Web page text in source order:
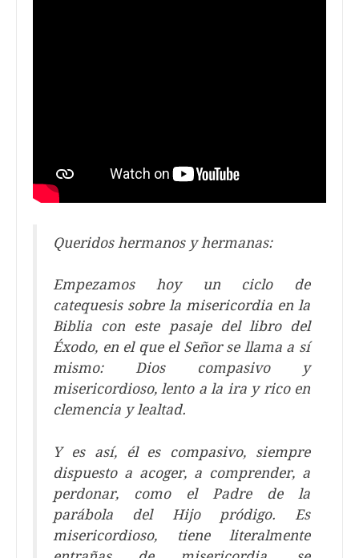
Queridos hermanos y hermanas:
Empezamos hoy un ciclo de
catequesis sobre la misericordia en la
Biblia con este pasaje del libro del
Éxodo, en el que el Señor se llama a sí
mismo: Dios compasivo y
misericordioso, lento a la ira y rico en
clemencia y lealtad.
Y es así, él es compasivo, siempre
dispuesto a acoger, a comprender, a
perdonar, como el Padre de la
parábola del Hijo pródigo. Es
misericordioso, tiene literalmente